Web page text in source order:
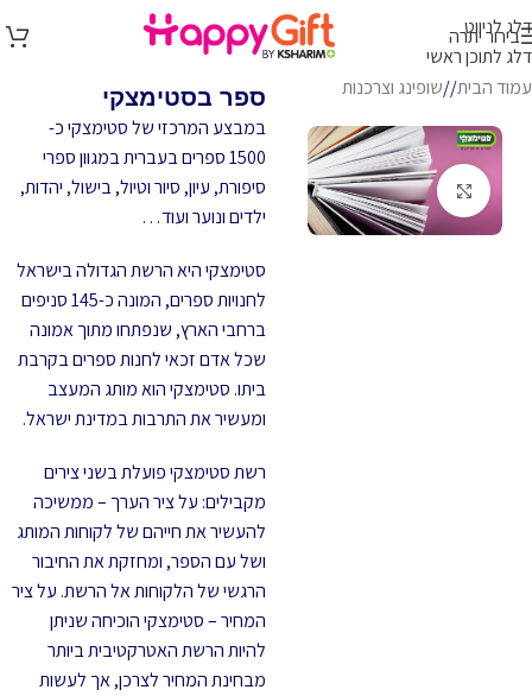
דלג לניווט
דלג לתוכן ראשי
בירור יתרה
עמוד הבית/ שופינג וצרכנות
לחץ להגדלה
ספר בסטימצקי
במבצע המרכזי של סטימצקי כ-
1500 ספרים בעברית במגוון ספרי
סיפורת, עיון, סיור וטיול, בישול, יהדות,
ילדים ונוער ועוד…
סטימצקי היא הרשת הגדולה בישראל
לחנויות ספרים, המונה כ-145 סניפים
ברחבי הארץ, שנפתחו מתוך אמונה
שכל אדם זכאי לחנות ספרים בקרבת
ביתו. סטימצקי הוא מותג המעצב
ומעשיר את התרבות במדינת ישראל.
רשת סטימצקי פועלת בשני צירים
מקבילים: על ציר הערך – ממשיכה
להעשיר את חייהם של לקוחות המותג
ושל עם הספר, ומחזקת את החיבור
הרגשי של הלקוחות אל הרשת. על ציר
המחיר – סטימצקי הוכיחה שניתן
להיות הרשת האטרקטיבית ביותר
מבחינת המחיר לצרכן, אך לעשות